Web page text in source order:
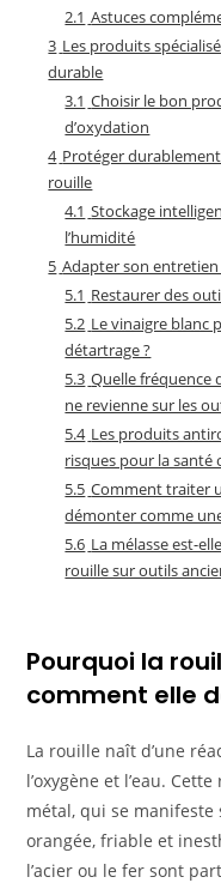
2.1 Astuces
3 Les produits
durable
3.1 Choisir le bon
d’oxydation
4 Protéger
rouille
4.1 Stockage
l’humidité
5 Adapter son entretien
5.1 Restaurer des
5.2 Le vinaigre blanc
détartrage ?
5.3 Quelle fréquence
ne revienne sur les
5.4 Les produits
risques pour la santé
5.5 Comment traiter
démonter comme
5.6 La mélasse est-
rouille sur outils
Pourquoi la
comment elle
La rouille naît d’une
l’oxygène et l’eau.
métal, qui se
orangée, friable et
l’acier ou le fer sont